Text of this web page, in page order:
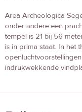
Area Archeologica
onder andere een
tempel is 21 bij 56
is in prima staat. In het
indrukwekkende